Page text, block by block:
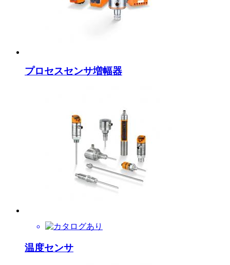
プロセスセンサ増幅器
温度センサ